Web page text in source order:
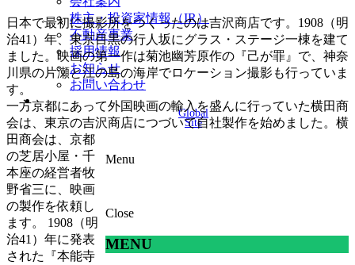
株主・投資家情報（IR）
不動産事業
採用情報
お知らせ
お問い合わせ
Global
Site
Menu
Close
MENU
日本で最初に撮影所をつくったのは吉沢商店です。1908（明
治41）年、東京目黒の行人坂にグラス・ステージ一棟を建て
ました。映画の第一作は菊池幽芳原作の『己が罪』で、神奈
川県の片瀬と江の島の海岸でロケーション撮影も行っていま
す。
一方京都にあって外国映画の輸入を盛んに行っていた横田商
会は、東京の吉沢商店につづいて自社製作を始めました。横
田商会は、京都
の芝居小屋・千
本座の経営者牧
野省三に、映画
の製作を依頼し
ます。 1908（明
治41）年に発表
された『本能寺